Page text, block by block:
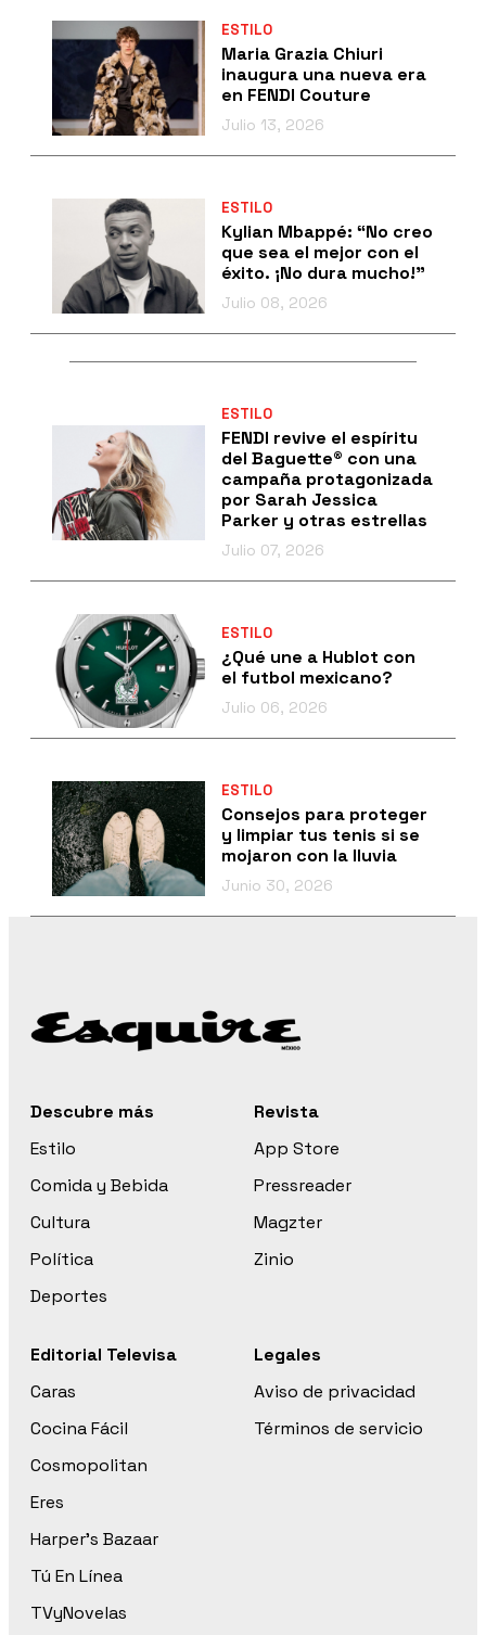
ESTILO
Maria Grazia Chiuri
inaugura una nueva era
en FENDI Couture
Julio 13, 2026
ESTILO
Kylian Mbappé: “No creo
que sea el mejor con el
éxito. ¡No dura mucho!”
Julio 08, 2026
ESTILO
FENDI revive el espíritu
del Baguette® con una
campaña protagonizada
por Sarah Jessica
Parker y otras estrellas
Julio 07, 2026
ESTILO
¿Qué une a Hublot con
el futbol mexicano?
Julio 06, 2026
ESTILO
Consejos para proteger
y limpiar tus tenis si se
mojaron con la lluvia
Junio 30, 2026
Descubre más
Estilo
Comida y Bebida
Cultura
Política
Deportes
Revista
App Store
Pressreader
Magzter
Zinio
Editorial Televisa
Caras
Cocina Fácil
Cosmopolitan
Eres
Harper’s Bazaar
Tú En Línea
TVyNovelas
Legales
Aviso de privacidad
Términos de servicio